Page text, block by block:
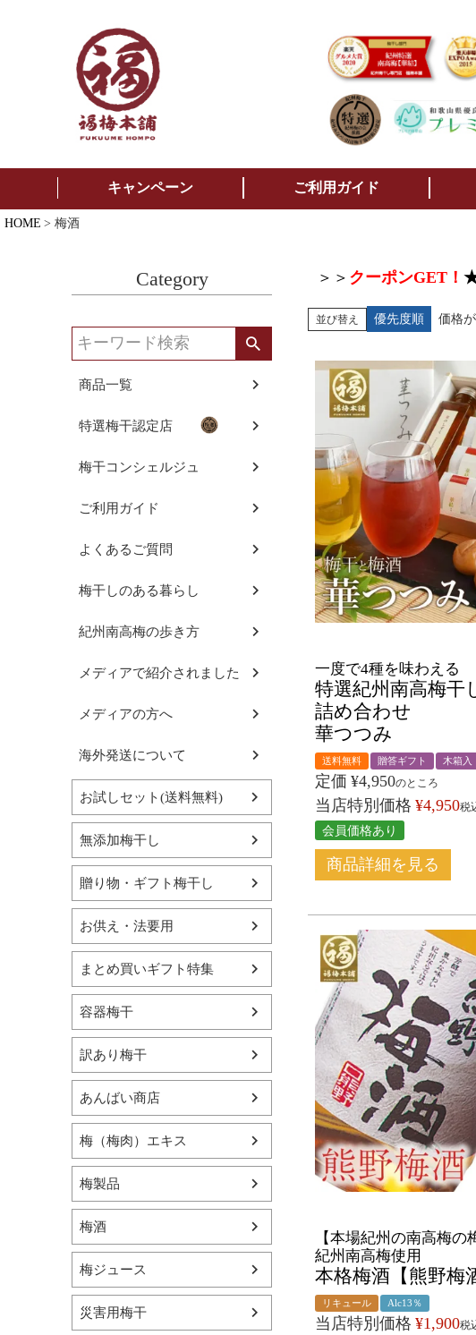
キャンペーン ご利用ガイド
HOME 梅酒
Category
商品一覧
特選梅干認定店
梅干コンシェルジュ
ご利用ガイド
よくあるご質問
梅干しのある暮らし
紀州南高梅の歩き方
メディアで紹介されました
メディアの方へ
海外発送について
お試しセット(送料無料)
無添加梅干し
贈り物・ギフト梅干し
お供え・法要用
まとめ買いギフト特集
容器梅干
訳あり梅干
あんばい商店
梅（梅肉）エキス
梅製品
梅酒
梅ジュース
災害用梅干
＞＞ クーポンGET！
並び替え 優先度順 価格
一度で4種を味わえる
特選紀州南高梅干
詰め合わせ
華つつみ
送料無料 贈答ギフト 木箱入
定価 ¥4,950のところ
当店特別価格 ¥4,950税
会員価格あり
商品詳細を見る
【本場紀州の南高梅の
紀州南高梅使用
本格梅酒【熊野梅
リキュール Alc13％
当店特別価格 ¥1,900税